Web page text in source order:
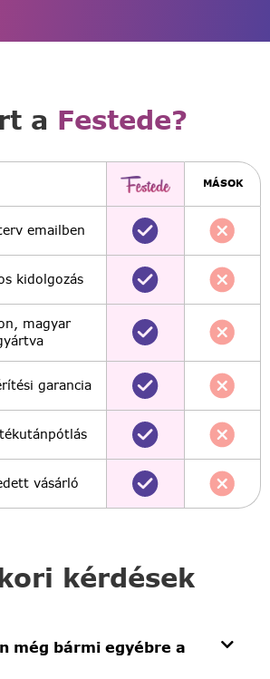
kérdések
még bármi egyébre a
a Festede?
MÁSOK
emailben
kidolgozás
magyar
garancia
vásárló